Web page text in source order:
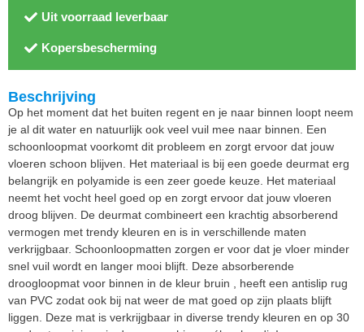
Uit voorraad leverbaar
Kopersbescherming
Beschrijving
Op het moment dat het buiten regent en je naar binnen loopt neem
je al dit water en natuurlijk ook veel vuil mee naar binnen. Een
schoonloopmat voorkomt dit probleem en zorgt ervoor dat jouw
vloeren schoon blijven. Het materiaal is bij een goede deurmat erg
belangrijk en polyamide is een zeer goede keuze. Het materiaal
neemt het vocht heel goed op en zorgt ervoor dat jouw vloeren
droog blijven. De deurmat combineert een krachtig absorberend
vermogen met trendy kleuren en is in verschillende maten
verkrijgbaar. Schoonloopmatten zorgen er voor dat je vloer minder
snel vuil wordt en langer mooi blijft. Deze absorberende
droogloopmat voor binnen in de kleur bruin , heeft een antislip rug
van PVC zodat ook bij nat weer de mat goed op zijn plaats blijft
liggen. Deze mat is verkrijgbaar in diverse trendy kleuren en op 30